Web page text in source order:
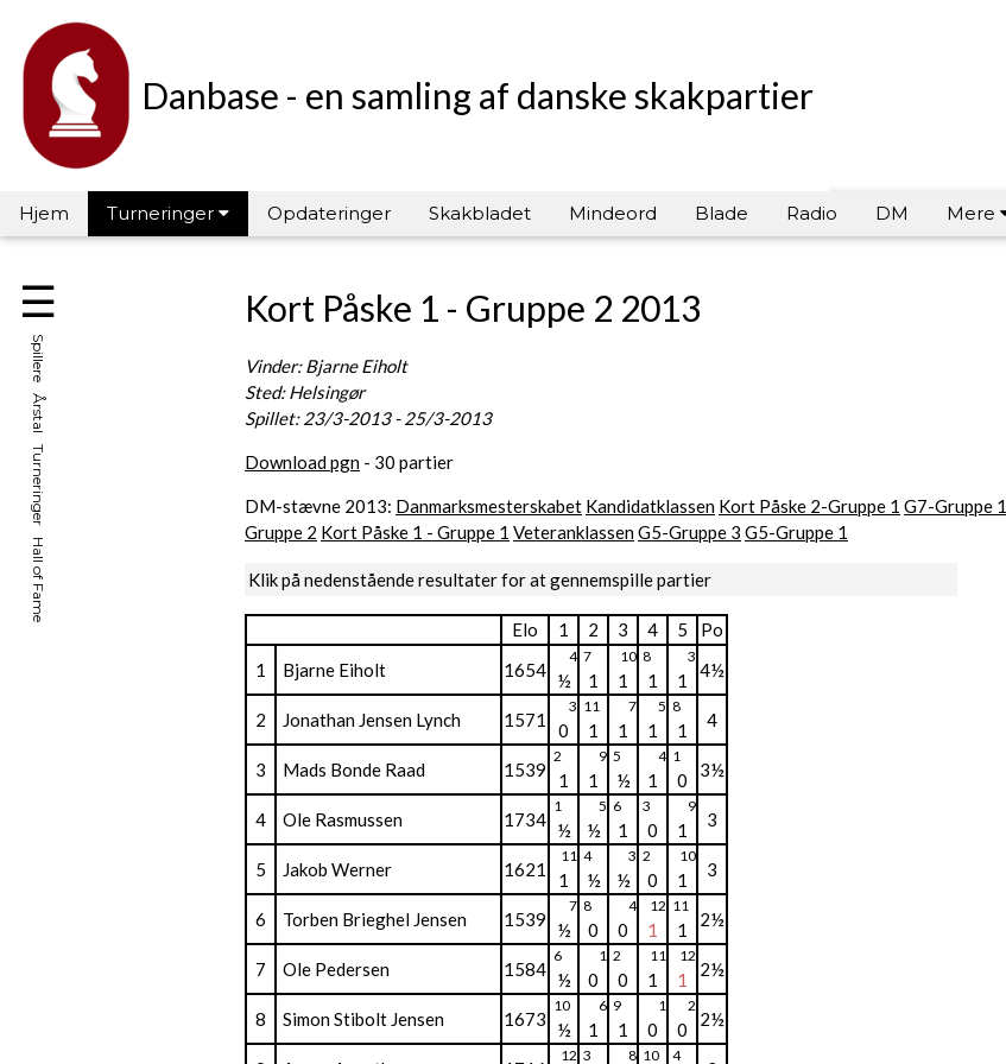
Danbase - en samling af danske skakpartier
Hjem Turneringer Opdateringer Skakbladet Mindeord Blade Radio DM Mere
☰
Spillere Årstal Turneringer Hall of Fame
Kort Påske 1 - Gruppe 2 2013
Vinder: Bjarne Eiholt
Sted: Helsingør
Spillet: 23/3-2013 - 25/3-2013
Download pgn - 30 partier
DM-stævne 2013: Danmarksmesterskabet Kandidatklassen Kort Påske 2-Gruppe 1 G7-Gruppe 1
Gruppe 2 Kort Påske 1 - Gruppe 1 VeteranklassenG5-Gruppe 3 G5-Gruppe 1
Klik på nedenstående resultater for at gennemspille partier
Elo 1 2 3 4 5
Po
1
Bjarne Eiholt 1654
4
½
7
1
10
1
8
1
3
1 4½
2 Jonathan Jensen Lynch 1571
3
0
11
1
7
1
5
1
8
1 4
3 Mads Bonde Raad 1539
2
1
9
1
5
½
4
1
1
0 3½
4 Ole Rasmussen 1734
1
½
5
½
6
1
3
0
9
1 3
5 Jakob Werner 1621
11
1
4
½
3
½
2
0
10
1 3
6 Torben Brieghel Jensen 1539
7
½
8
0
4
0
12
1
11
1 2½
7 Ole Pedersen 1584
6
½
1
0
2
0
11
1
12
1 2½
8 Simon Stibolt Jensen 1673
10
½
6
1
9
1
1
0
2
0 2½
12 3 8 10 4